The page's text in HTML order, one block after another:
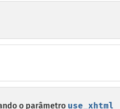
o parâmetro use_xhtml